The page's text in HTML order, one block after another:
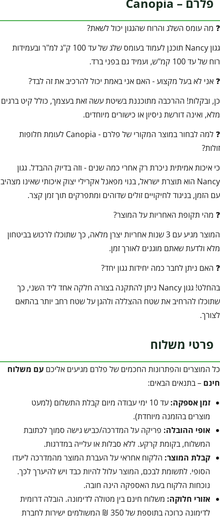
❓ מה עומס השלג והרוח שהגגון יכול לשאת?
גגון Nancy תוכנן לעמוד בעומס שלג של עד 100 ק"ג למ"ר ובעמידות
רוח של עד 100 קמ"ש, ועמיד גם בפני ברד.
❓ אני לא בעל מקצוע - האם אני באמת יכול להרכיב את זה לבד?
כן, ובקלות! ההרכבה מתוכננת בשיטת עשה זאת בעצמך, כולל קיט ברגים
מלא, ואינה דורשת ניסיון או כישורים מיוחדים.
❓ למה לבחור במוצר המקורי של פלרם - Canopia לעומת חלופות
זולות?
כי איכות אמיתית ניכרת רק אחרי כמה שנים - וזה בדיוק ההבדל. גגון
Nancy הוא תוצרת ישראל, בנוי מפאנל אקרילי יצוק איכותי שאינו מצהיב
עם הזמן, בניגוד לחיקויים זולים שדוהים ומתפרקים תוך זמן קצר.
❓ מהי תקופת האחריות על המוצר?
המוצר מגיע עם 3 שנות אחריות יצרן מלאה, כך שתוכלו לרכוש בביטחון
מלא ולדעת שאתם מוגנים לאורך זמן.
❓ האם ניתן לחבר כמה יחידות גגון יחד?
בהחלט! גגון Nancy ניתן להתקנה בצורה חלקה אחד ליד השני, כך
שתוכלו להרחיב את שטח ההצללה ולהגן על שטח רחב יותר בהתאם
לצורך.
פרטי משלוח
כל המוצרים והפתרונות החכמים של פלרם מגיעים אליכם עם משלוח
חינם – בתנאים הבאים:
זמן אספקה:
עד 10 ימי עבודה מיום קבלת התשלום (למעט
מוצרים בהזמנה מיוחדת).
אופי ההובלה: פריקה על המדרכה/כביש גישה סמוך לכתובת
המשלוח, בקומת קרקע. ללא סבלות או עלייה במדרגות.
קבלת המוצר: הלקוח אחראי על העברת המוצר מהמדרכה ליעדו
הסופי. לתשומת לבכם, המוצר עלול להיות כבד ויש להיערך לכך.
נוכחות הלקוח בעת האספקה הינה חובה.
אזורי חלוקה: משלוח חינם בין מטולה לדימונה. הובלה דרומית
לדימונה כרוכה בתוספת של 350 ₪ המשולמים ישירות לחברת